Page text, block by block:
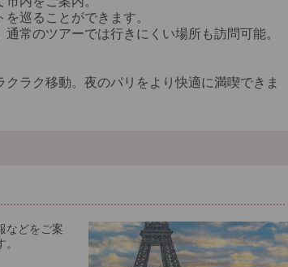
巡ることができます。
常のツアーでは行きにくい場所も訪問可能。
ラク移動。夜のパリをより快適に満喫できま
などをご案